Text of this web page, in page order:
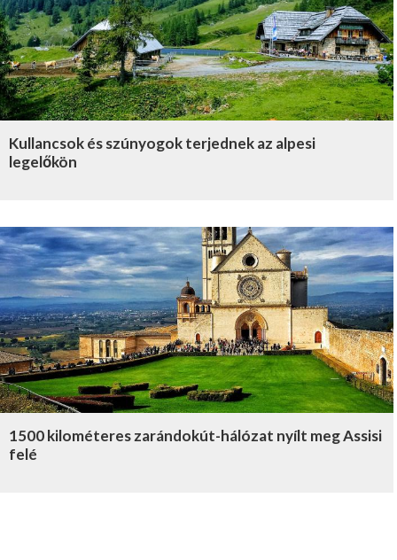
Kullancsok és szúnyogok terjednek az alpesi
legelőkön
1500 kilométeres zarándokút-hálózat nyílt meg Assisi
felé